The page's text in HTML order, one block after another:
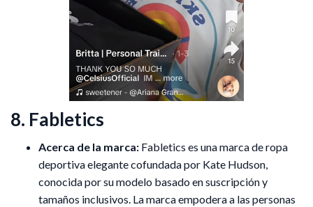
8. Fabletics
Acerca de la marca: Fabletics es una marca de ropa
deportiva elegante cofundada por Kate Hudson,
conocida por su modelo basado en suscripción y
tamaños inclusivos. La marca empodera a las personas